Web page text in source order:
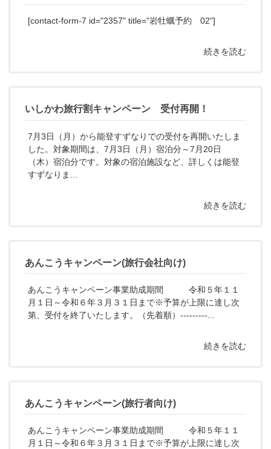
[contact-form-7 id="2357" title="岩牡蠣予約 02"]
続きを読む
いしかわ旅行割キャンペーン 受付再開！
7月3日（月）から能登すずなりでの受付を再開いたしま
した。対象期間は、7月3日（月）宿泊分～7月20日
（木）宿泊分です。対象の宿泊施設など、詳しくは能登
すずなりま...
続きを読む
あんこうキャンペーン(旅行会社向け)
あんこうキャンペーン事業助成期間 令和５年１１
月１日～令和６年３月３１日まで※予算が上限に達し次
第、受付を終了いたします。（先着順）---------...
続きを読む
あんこうキャンペーン(旅行者向け)
あんこうキャンペーン事業助成期間 令和５年１１
月１日～令和６年３月３１日まで※予算が上限に達し次